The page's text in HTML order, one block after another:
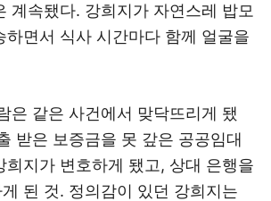
계속됐다. 강희지가 자연스레 밥모
하면서 식사 시간마다 함께 얼굴을
은 같은 사건에서 맞닥뜨리게 됐
받은 보증금을 못 갚은 공공임대
희지가 변호하게 됐고, 상대 은행을
된 것. 정의감이 있던 강희지는